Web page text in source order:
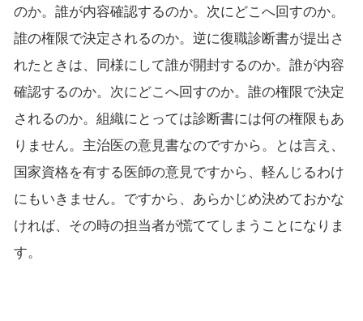
のか。誰が内容確認するのか。次にどこへ回すのか。
誰の権限で決定されるのか。逆に復職診断書が提出さ
れたときは、同様にして誰が開封するのか。誰が内容
確認するのか。次にどこへ回すのか。誰の権限で決定
されるのか。組織にとっては診断書には何の権限もあ
りません。主治医の意見書なのですから。とは言え、
国家資格を有する医師の意見ですから、軽んじるわけ
にもいきません。ですから、あらかじめ決めておかな
ければ、その時の担当者が慌ててしまうことになりま
す。